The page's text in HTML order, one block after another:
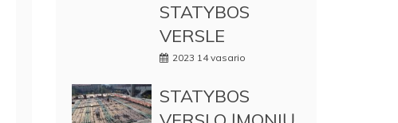
STATYBOS
VERSLE
2023 14 vasario
STATYBOS